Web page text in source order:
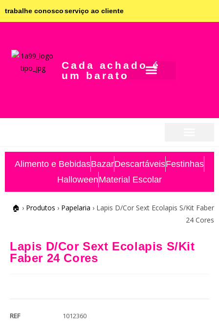
trabalhe conoscoserviço ao cliente
Cada achado é
um barato
Alimento e BebidasBazarDescartáveisFestinhas
HalloweenMaterial Escolar
🏠 › Produtos › Papelaria › Lapis D/Cor Sext Ecolapis S/Kit Faber
24 Cores
Lapis D/Cor Sext Ecolapis S/Kit
Faber 24 Cores
REF
1012360